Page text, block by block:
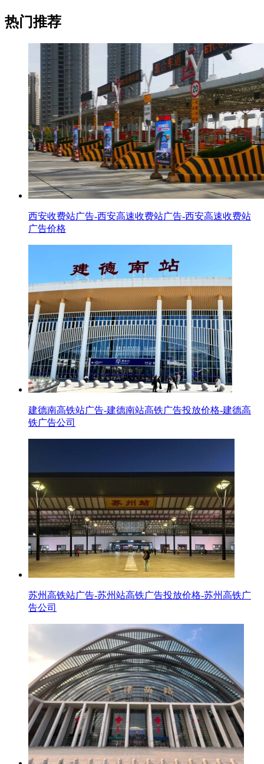
热门推荐
西安收费站广告-西安高速收费站广告-西安高速收费站
广告价格
建德南高铁站广告-建德南站高铁广告投放价格-建德高
铁广告公司
苏州高铁站广告-苏州站高铁广告投放价格-苏州高铁广
告公司